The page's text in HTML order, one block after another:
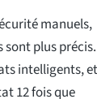
manuels,
sont plus précis.
intelligents,
12 fois que